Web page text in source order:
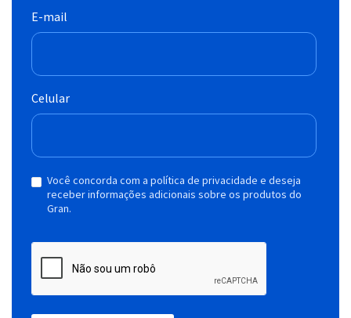
E-mail
Celular
Você concorda com a política de privacidade e deseja
receber informações adicionais sobre os produtos do
Gran.